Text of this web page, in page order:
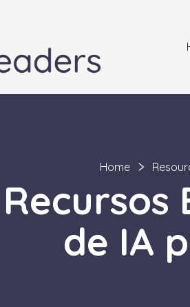
Home
Recursos
de IA